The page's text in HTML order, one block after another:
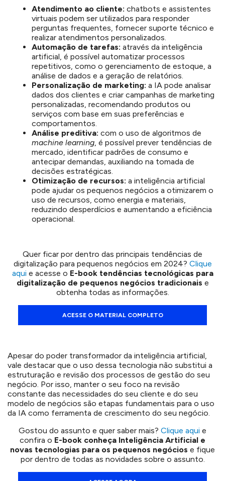
Atendimento ao cliente: chatbots e assistentes
virtuais podem ser utilizados para responder
perguntas frequentes, fornecer suporte técnico e
realizar atendimentos personalizados.
Automação de tarefas: através da inteligência
artificial, é possível automatizar processos
repetitivos, como o gerenciamento de estoque, a
análise de dados e a geração de relatórios.
Personalização de marketing: a IA pode analisar
dados dos clientes e criar campanhas de marketing
personalizadas, recomendando produtos ou
serviços com base em suas preferências e
comportamentos.
Análise preditiva: com o uso de algoritmos de
machine learning, é possível prever tendências de
mercado, identificar padrões de consumo e
antecipar demandas, auxiliando na tomada de
decisões estratégicas.
Otimização de recursos: a inteligência artificial
pode ajudar os pequenos negócios a otimizarem o
uso de recursos, como energia e materiais,
reduzindo desperdícios e aumentando a eficiência
operacional.
Quer ficar por dentro das principais tendências de
digitalização para pequenos negócios em 2024? Clique
aqui e acesse o E-book tendências tecnológicas para
digitalização de pequenos negócios tradicionais e
obtenha todas as informações.
ACESSE O MATERIAL COMPLETO
Apesar do poder transformador da inteligência artificial,
vale destacar que o uso dessa tecnologia não substitui a
estruturação e revisão dos processos de gestão do seu
negócio. Por isso, manter o seu foco na revisão
constante das necessidades do seu cliente e do seu
modelo de negócios são etapas fundamentais para o uso
da IA como ferramenta de crescimento do seu negócio.
Gostou do assunto e quer saber mais? Clique aqui e
confira o E-book conheça Inteligência Artificial e
novas tecnologias para os pequenos negócios e fique
por dentro de todas as novidades sobre o assunto.